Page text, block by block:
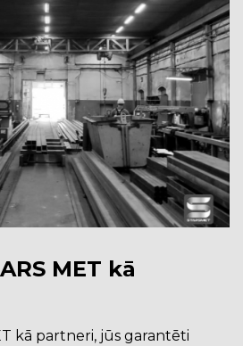
MET kā
kā partneri, jūs garantēti